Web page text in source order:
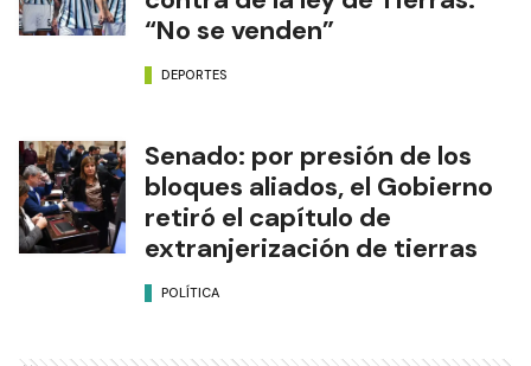
“No se venden”
DEPORTES
Senado: por presión de los
bloques aliados, el Gobierno
retiró el capítulo de
extranjerización de tierras
POLÍTICA